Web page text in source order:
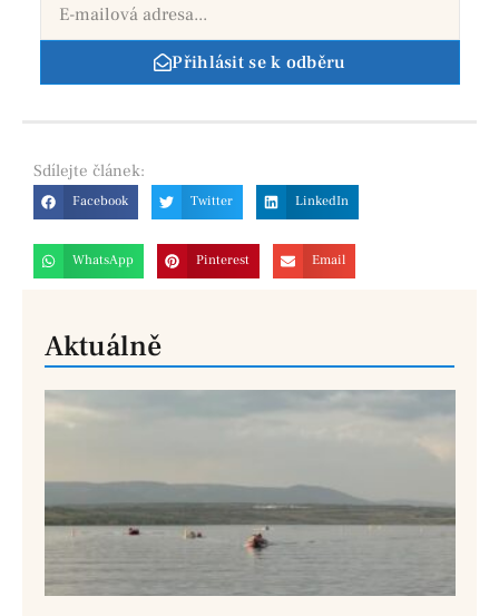
Přihlásit se k odběru
Sdílejte článek:
Facebook Twitter LinkedIn
WhatsApp Pinterest Email
Aktuálně